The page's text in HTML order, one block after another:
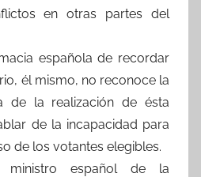
en otras partes del
española de recordar
él mismo, no reconoce la
de la realización de ésta
de la incapacidad para
de los votantes elegibles.
español de la